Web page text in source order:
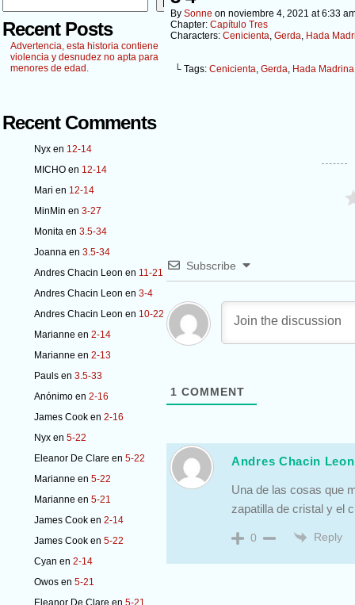
Buscar
Recent Posts
Advertencia, esta historia contiene
violencia y desnudez no apta para
menores de edad.
Recent Comments
Nyx en 12-14
MICHO en 12-14
Mari en 12-14
MinMin en 3-27
Monita en 3.5-34
Joanna en 3.5-34
Andres Chacin Leon en 11-21
Andres Chacin Leon en 3-4
Andres Chacin Leon en 10-22
Marianne en 2-14
Marianne en 2-13
Pauls en 3.5-33
Anónimo en 2-16
James Cook en 2-16
Nyx en 5-22
Eleanor De Clare en 5-22
Marianne en 5-22
Marianne en 5-21
James Cook en 2-14
James Cook en 5-22
Cyan en 2-14
Owos en 5-21
Eleanor De Clare en 5-21
By Sonne on noviembre 4, 2021 at6:33
Chapter: Capítulo Tres
Characters: Cenicienta, Gerda, Hada
└ Tags: Cenicienta, Gerda, Hada Madrina
Subscribe
1 COMMENT
Andres Chacin Leon
Una de las cosas que
zapatilla de cristal y el
0 Reply